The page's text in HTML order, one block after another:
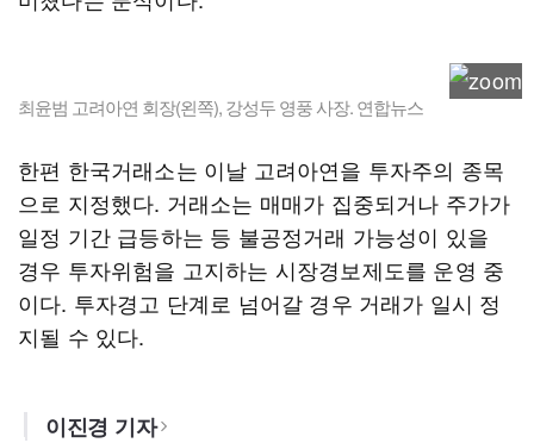
최윤범 고려아연 회장(왼쪽), 강성두 영풍 사장. 연합뉴스
한편 한국거래소는 이날 고려아연을 투자주의 종목
으로 지정했다. 거래소는 매매가 집중되거나 주가가
일정 기간 급등하는 등 불공정거래 가능성이 있을
경우 투자위험을 고지하는 시장경보제도를 운영 중
이다. 투자경고 단계로 넘어갈 경우 거래가 일시 정
지될 수 있다.
이진경 기자